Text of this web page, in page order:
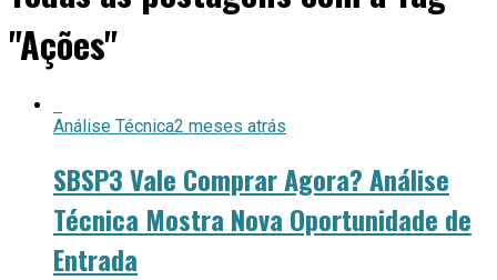
"Ações"
Análise Técnica2 meses atrás
SBSP3 Vale Comprar Agora? Análise
Técnica Mostra Nova Oportunidade de
Entrada